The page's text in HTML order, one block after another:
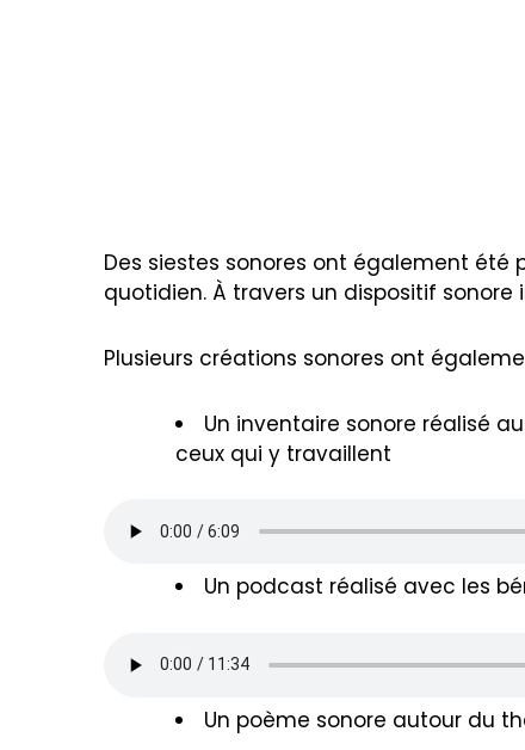
Des siestes sonores ont également été
quotidien. À travers un dispositif
Plusieurs créations sonores ont
Un inventaire sonore réalisé
ceux qui y travaillent
Un podcast réalisé avec les
Un poème sonore autour du